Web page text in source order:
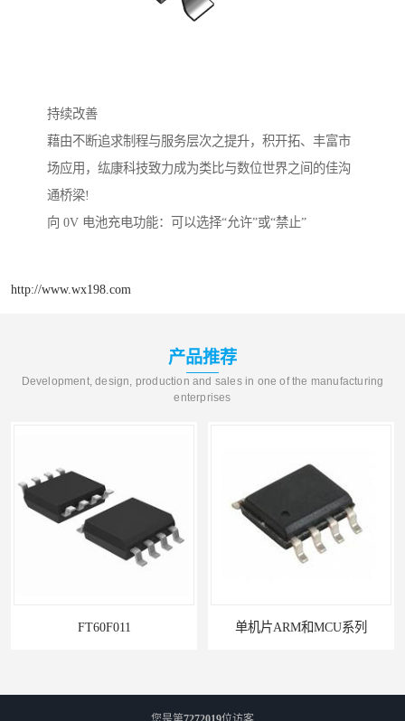
持续改善
藉由不断追求制程与服务层次之提升，积开拓、丰富市
场应用，纮康科技致力成为类比与数位世界之间的佳沟
通桥梁!
向 0V 电池充电功能：可以选择“允许”或“禁止”
http://www.wx198.com
产品推荐
Development, design, production and sales in one of the manufacturing
enterprises
FT60F011 单机片ARM和MCU系列